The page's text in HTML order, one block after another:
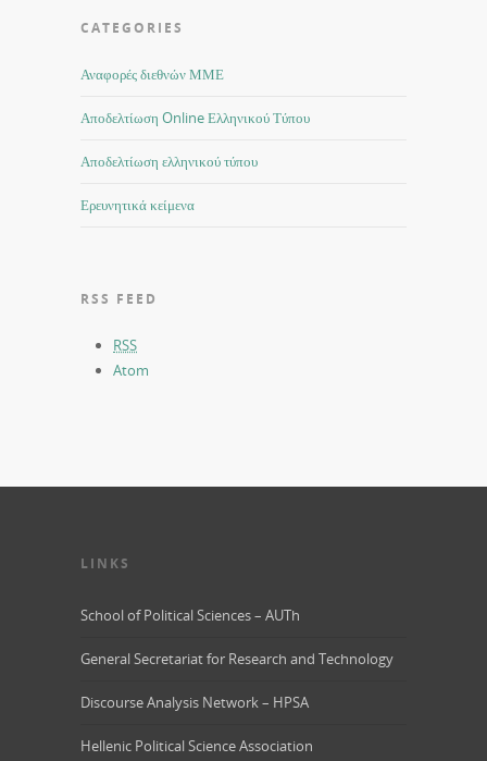
CATEGORIES
Αναφορές διεθνών ΜΜΕ
Αποδελτίωση Online Ελληνικού Τύπου
Αποδελτίωση ελληνικού τύπου
Ερευνητικά κείμενα
RSS FEED
RSS
Atom
LINKS
School of Political Sciences – AUTh
General Secretariat for Research and Technology
Discourse Analysis Network – HPSA
Hellenic Political Science Association